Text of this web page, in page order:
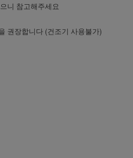
니 참고해주세요
권장합니다 (건조기 사용불가)